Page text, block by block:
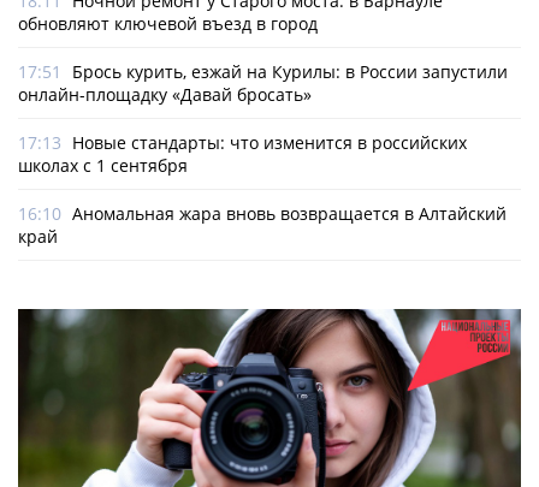
обновляют ключевой въезд в город
17:51
Брось курить, езжай на Курилы: в России запустили
онлайн-­площадку «Давай бросать»
17:13 Новые стандарты: что изменится в российских
школах с 1 сентября
16:10 Аномальная жара вновь возвращается в Алтайский
край